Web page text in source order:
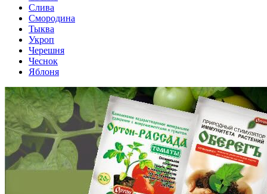
Слива
Смородина
Тыква
Укроп
Черешня
Чеснок
Яблоня